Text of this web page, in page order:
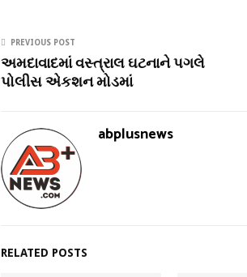
PREVIOUS POST
અમદાવાદમાં વસ્ત્રાલ ઘટનાને પગલે
પોલીસ એકશન મોડમાં
abplusnews
RELATED POSTS